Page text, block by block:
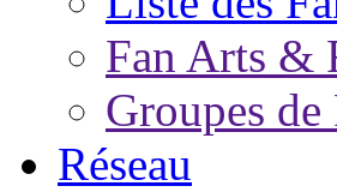
Fan Arts &
Groupes de
Réseau